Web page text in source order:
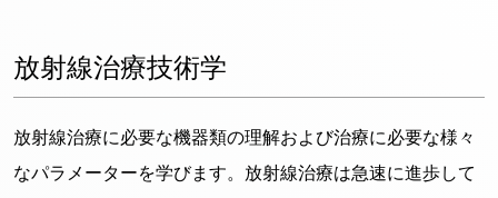
放射線治療技術学
放射線治療に必要な機器類の理解および治療に必要な様々
なパラメーターを学びます。放射線治療は急速に進歩して